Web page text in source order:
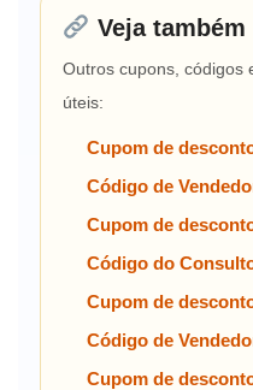
Veja também
Outros cupons, códigos
úteis:
Cupom de
Código de
Cupom de
Código do
Cupom de
Código de
Cupom de